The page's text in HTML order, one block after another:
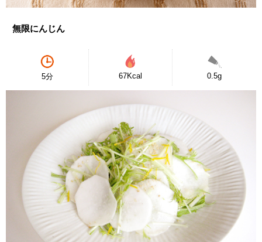
無限にんじん
5分 67Kcal 0.5g